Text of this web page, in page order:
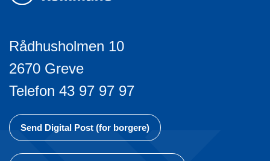
Rådhusholmen 10
2670 Greve
Telefon 43 97 97 97
Send Digital Post (for borgere)